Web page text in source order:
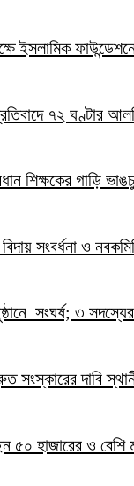
ইসলামিক
৭২ ঘণ্টার
শিক্ষকের গাড়ি
সংবর্ধনা ও
সংঘর্ষ; ৩
সংস্কারের দাবি
৫০ হাজারের ও বেশি